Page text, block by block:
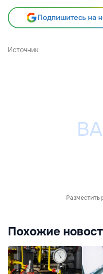
Подпишитесь на
Источник
Разместить
Похожие